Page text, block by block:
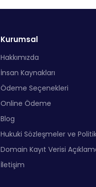
Kurumsal
Hakkımızda
İnsan Kaynakları
Ödeme Seçenekleri
Online Ödeme
Blog
Hukuki Sözleşmeler ve
Domain Kayıt Verisi
İletişim